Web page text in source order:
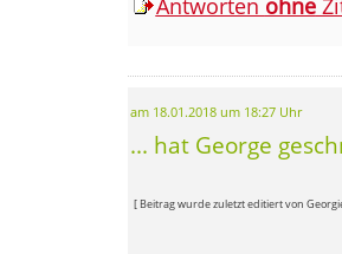
Antworten ohne
am 18.01.2018 um 18:27 Uhr
... hat George
[ Beitrag wurde zuletzt editiert von